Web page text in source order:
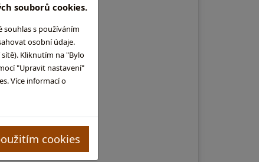
souborů cookies.
souhlas s používáním
osobní údaje.
Kliknutím na "Bylo
"Upravit nastavení"
Více informací o
cookies